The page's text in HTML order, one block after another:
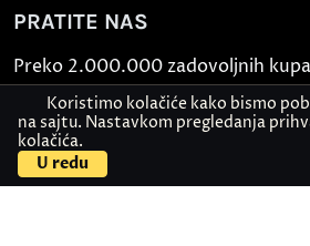
PRATITE NAS
Preko 2.000.000 zadovoljnih
Kontaktirajte nas
Koristimo kolačiće kako bismo
na sajtu. Nastavkom pregledanja
kolačića.
U redu